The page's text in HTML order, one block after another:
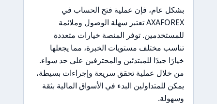
بشكل عام، فإن عملية فتح الحساب في
AXAFOREX تعتبر سهلة الوصول وملائمة
للمستخدمين. توفر المنصة خيارات متعددة
تناسب مختلف مستويات الخبرة، مما يجعلها
خيارًا جيدًا للمبتدئين والمحترفين على حد سواء.
من خلال عملية تحقق سريعة وإجراءات بسيطة،
يمكن للمتداولين البدء في الأسواق المالية بثقة
وسهولة.